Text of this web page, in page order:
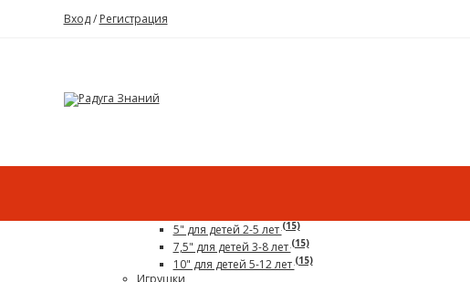
Вход/ Регистрация
5" для детей 2-5 лет(15)
7,5" для детей 3-8 лет(15)
10" для детей 5-12 лет(15)
Игрушки